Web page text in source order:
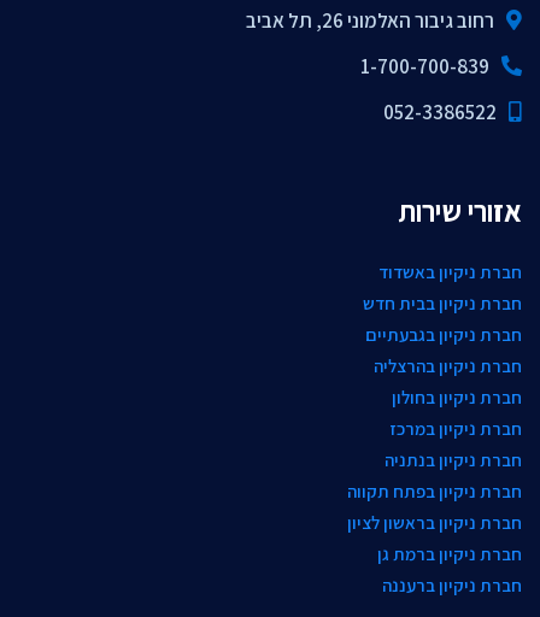
רחוב גיבור האלמוני 26, תל אביב
1-700-700-839
052-3386522
אזורי שירות
חברת ניקיון באשדוד
חברת ניקיון בבית חדש
חברת ניקיון בגבעתיים
חברת ניקיון בהרצליה
חברת ניקיון בחולון
חברת ניקיון במרכז
חברת ניקיון בנתניה
חברת ניקיון בפתח תקווה
חברת ניקיון בראשון לציון
חברת ניקיון ברמת גן
חברת ניקיון ברעננה